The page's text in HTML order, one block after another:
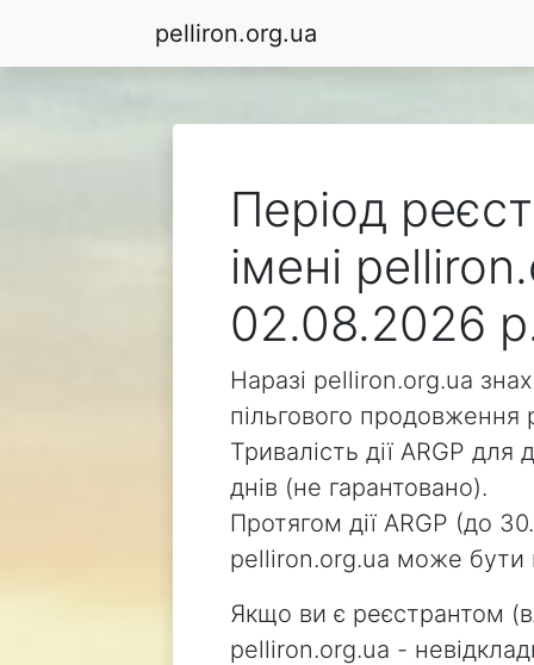
pelliron.org.ua
Період
імені
02.08.2026
Наразі pelliron.org.ua
пільгового продовження
Тривалість дії ARGP
днів (не гарантовано).
Протягом дії ARGP (до
pelliron.org.ua може бути
Якщо ви є реєстрантом
pelliron.org.ua -